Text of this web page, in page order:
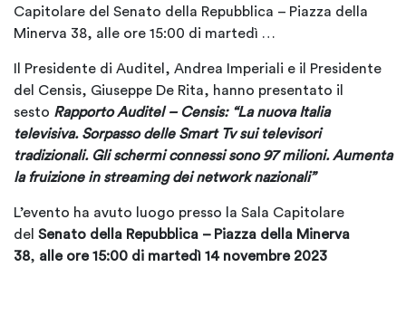
Capitolare del Senato della Repubblica – Piazza della
Minerva 38, alle ore 15:00 di martedì …
Il Presidente di Auditel, Andrea Imperiali e il Presidente
del Censis, Giuseppe De Rita, hanno presentato il
sesto Rapporto Auditel – Censis: “La nuova Italia
televisiva. Sorpasso delle Smart Tv sui televisori
tradizionali. Gli schermi connessi sono 97 milioni. Aumenta
la fruizione in streaming dei network nazionali”
L’evento ha avuto luogo presso la Sala Capitolare
del Senato della Repubblica – Piazza della Minerva
38, alle ore 15:00 di martedì 14 novembre 2023